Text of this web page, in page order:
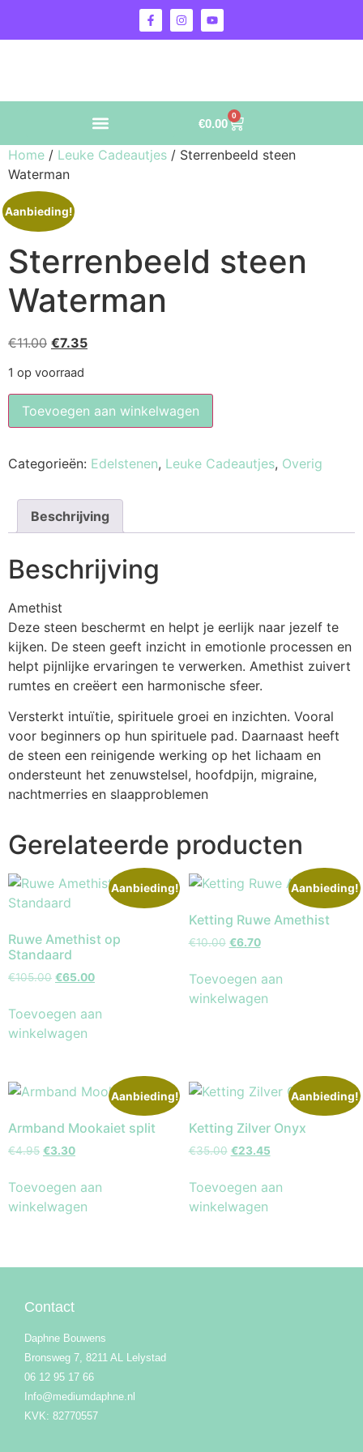
€0.00
0
Home / Leuke Cadeautjes / Sterrenbeeld steen
Waterman
Aanbieding!
Sterrenbeeld steen
Waterman
€11.00 €7.35
1 op voorraad
Toevoegen aan winkelwagen
Categorieën: Edelstenen, Leuke Cadeautjes, Overig
Beschrijving
Beschrijving
Amethist
Deze steen beschermt en helpt je eerlijk naar jezelf te
kijken. De steen geeft inzicht in emotionle processen en
helpt pijnlijke ervaringen te verwerken. Amethist zuivert
rumtes en creëert een harmonische sfeer.
Versterkt intuïtie, spirituele groei en inzichten. Vooral
voor beginners op hun spirituele pad. Daarnaast heeft
de steen een reinigende werking op het lichaam en
ondersteunt het zenuwstelsel, hoofdpijn, migraine,
nachtmerries en slaapproblemen
Gerelateerde producten
Aanbieding!
Ruwe Amethist op
Standaard
€105.00 €65.00
Toevoegen aan
winkelwagen
Aanbieding!
Ketting Ruwe Amethist
€10.00 €6.70
Toevoegen aan
winkelwagen
Aanbieding!
Armband Mookaiet split
€4.95 €3.30
Toevoegen aan
winkelwagen
Aanbieding!
Ketting Zilver Onyx
€35.00 €23.45
Toevoegen aan
winkelwagen
Contact
Daphne Bouwens
Bronsweg 7, 8211 AL Lelystad
06 12 95 17 66
Info@mediumdaphne.nl
KVK: 82770557